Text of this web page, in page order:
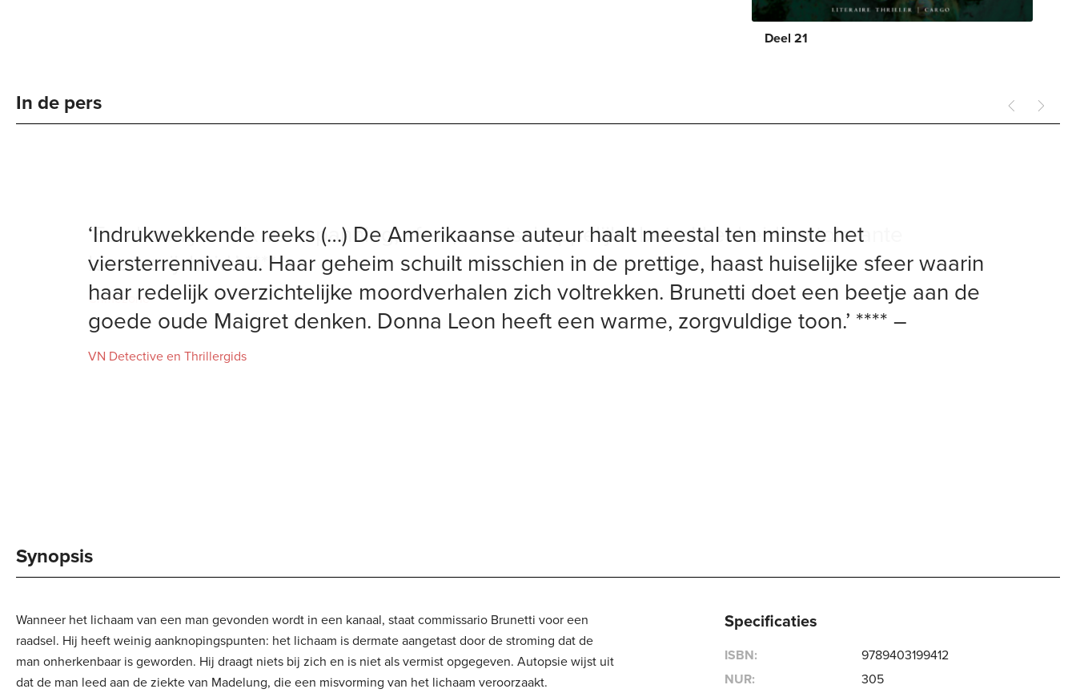
Deel 21
In de pers
‘Een heerlijke mix van spanning, sfeer, maatschappelijke betrokkenheid en tolerante
levenswijsheid.’ **** –
Crimezone
Synopsis
Wanneer het lichaam van een man gevonden wordt in een kanaal, staat commissario Brunetti voor een
raadsel. Hij heeft weinig aanknopingspunten: het lichaam is dermate aangetast door de stroming dat de
man onherkenbaar is geworden. Hij draagt niets bij zich en is niet als vermist opgegeven. Autopsie wijst uit
dat de man leed aan de ziekte van Madelung, die een misvorming van het lichaam veroorzaakt.
Specificaties
ISBN:
9789403199412
NUR:
305